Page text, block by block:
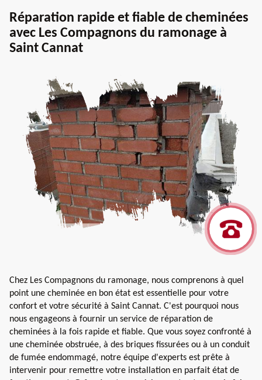
Réparation rapide et fiable de cheminées
avec Les Compagnons du ramonage à
Saint Cannat
Chez Les Compagnons du ramonage, nous comprenons à quel
point une cheminée en bon état est essentielle pour votre
confort et votre sécurité à Saint Cannat. C'est pourquoi nous
nous engageons à fournir un service de réparation de
cheminées à la fois rapide et fiable. Que vous soyez confronté à
une cheminée obstruée, à des briques fissurées ou à un conduit
de fumée endommagé, notre équipe d'experts est prête à
intervenir pour remettre votre installation en parfait état de